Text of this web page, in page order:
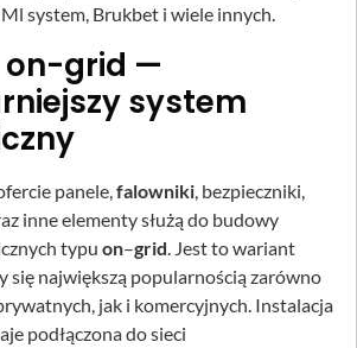
system, Brukbet i wiele innych.
on-grid —
system
panele, falowniki , bezpieczniki,
inne elementy służą do budowy
typu on–grid . Jest to wariant
się największą popularnością zarówno
jak i komercyjnych. Instalacja
podłączona do sieci